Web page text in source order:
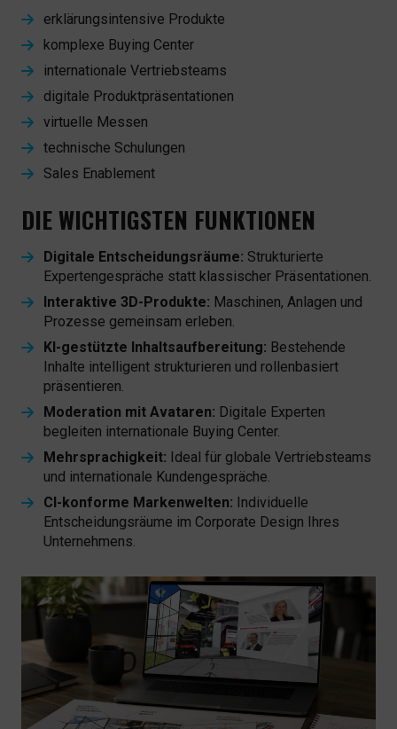
erklärungsintensive Produkte
komplexe Buying Center
internationale Vertriebsteams
digitale Produktpräsentationen
virtuelle Messen
technische Schulungen
Sales Enablement
DIE WICHTIGSTEN FUNKTIONEN
Digitale Entscheidungsräume: Strukturierte
Expertengespräche statt klassischer Präsentationen.
Interaktive 3D-Produkte: Maschinen, Anlagen und
Prozesse gemeinsam erleben.
KI-gestützte Inhaltsaufbereitung: Bestehende
Inhalte intelligent strukturieren und rollenbasiert
präsentieren.
Moderation mit Avataren: Digitale Experten
begleiten internationale Buying Center.
Mehrsprachigkeit: Ideal für globale Vertriebsteams
und internationale Kundengespräche.
CI-konforme Markenwelten: Individuelle
Entscheidungsräume im Corporate Design Ihres
Unternehmens.